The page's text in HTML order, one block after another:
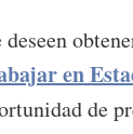
deseen
en
de